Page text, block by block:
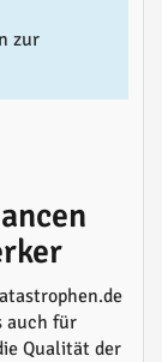
zur
auch für
Qualität der